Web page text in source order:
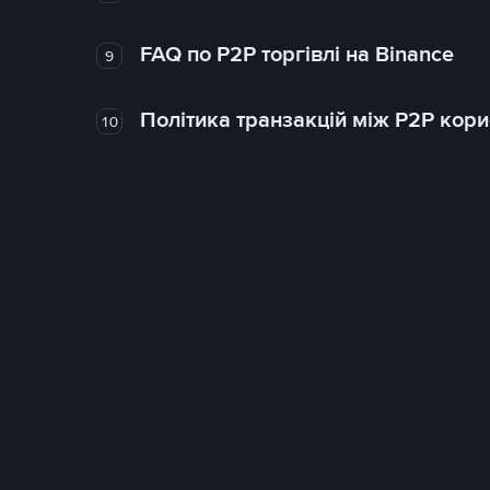
9 FAQ по P2P торгівлі на Binance
10 Політика транзакцій між P2P